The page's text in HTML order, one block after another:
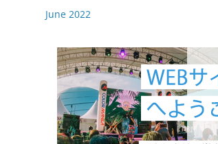
June 2022